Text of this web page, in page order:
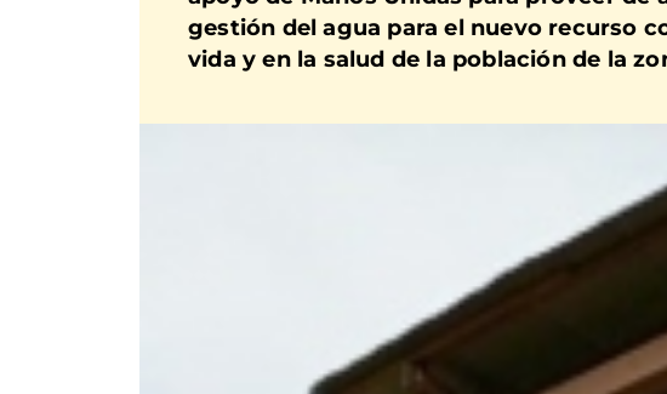
gestión del agua para el nuevo recurso
vida y en la salud de la población de la